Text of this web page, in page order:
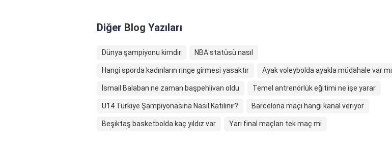
Diğer Blog Yazıları
Dünya şampiyonu kimdir NBA statüsü nasıl
Hangi sporda kadınların ringe girmesi yasaktır Ayak voleybolda ayakla müdahale var mı
İsmail Balaban ne zaman başpehlivan oldu Temel antrenörlük eğitimi ne işe yarar
U14 Türkiye Şampiyonasına Nasıl Katılınır? Barcelona maçı hangi kanal veriyor
Beşiktaş basketbolda kaç yıldız var Yarı final maçları tek maç mı